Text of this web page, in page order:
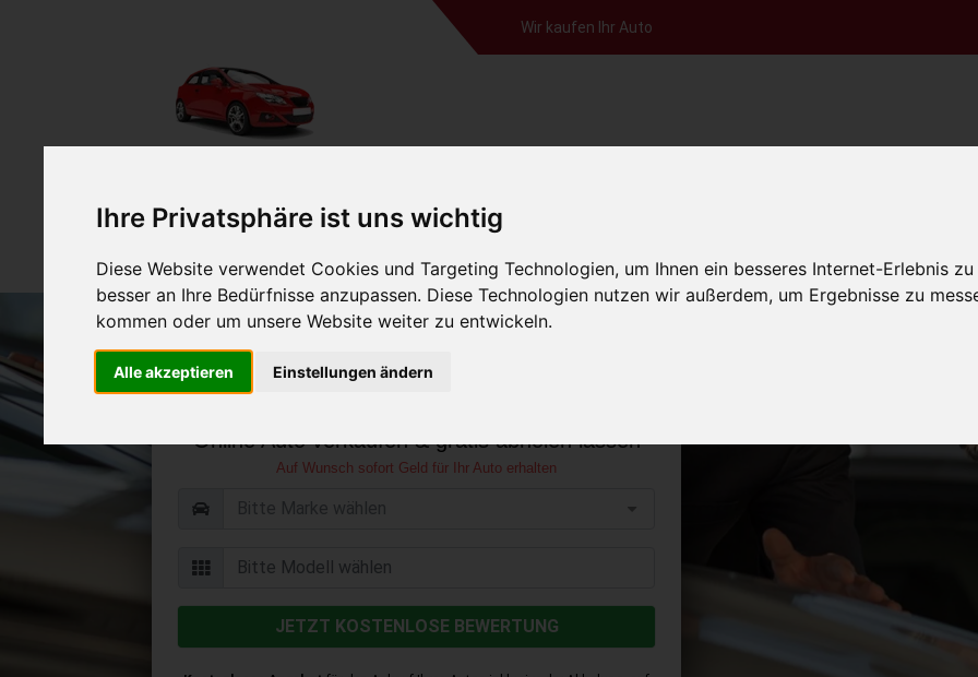
Ihre Privatsphäre ist uns wichtig
Diese Website verwendet Cookies und Targeting Technologien, um Ihnen ein besseres Internet-Erlebnis
besser an Ihre Bedürfnisse anzupassen. Diese Technologien nutzen wir außerdem, um Ergebnisse zu
kommen oder um unsere Website weiter zu entwickeln.
Alle akzeptieren Einstellungen ändern
Wir kaufen Ihr Auto
HOME KONTAKT ÜBER UNS
Auto verkaufen in Osnabrück
Online Auto verkaufen & gratis abholen lassen
Auf Wunsch sofort Geld für Ihr Auto erhalten
JETZT KOSTENLOSE BEWERTUNG